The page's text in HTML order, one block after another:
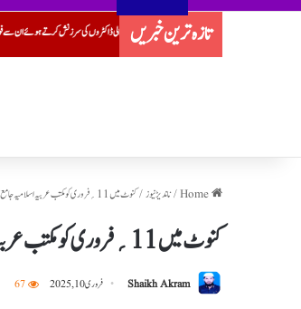
تازہ ترین خبریں
کی سرزنش کرتے ہوئے ان سے فوری طور پر کام پر واپس آنے کا مطالبہ کیا۔ہڑتال ختم کرنے کا حکم جاری
/ناندیڑ نیوز/کنوٹ میں 11؍فروری کو مکتب عربیہ اسلامیہ جامع مسجد کا سالانہ جلسہ عام
کنوٹ میں 11؍فروری کو مکتب عربیہ اسلامیہ جامع مسجد کا سالانہ جلسہ عام
Shaikh Akram فروری 10, 2025 67